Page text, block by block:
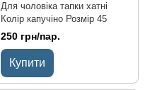
Для чоловіка тапки хатні
Колір капучіно Розмір 45
250 грн/пар.
Купити